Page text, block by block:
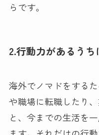
らです。
2.行動力があるう
海外でノマドをする
や職場に転職したり
と、今までの生活を